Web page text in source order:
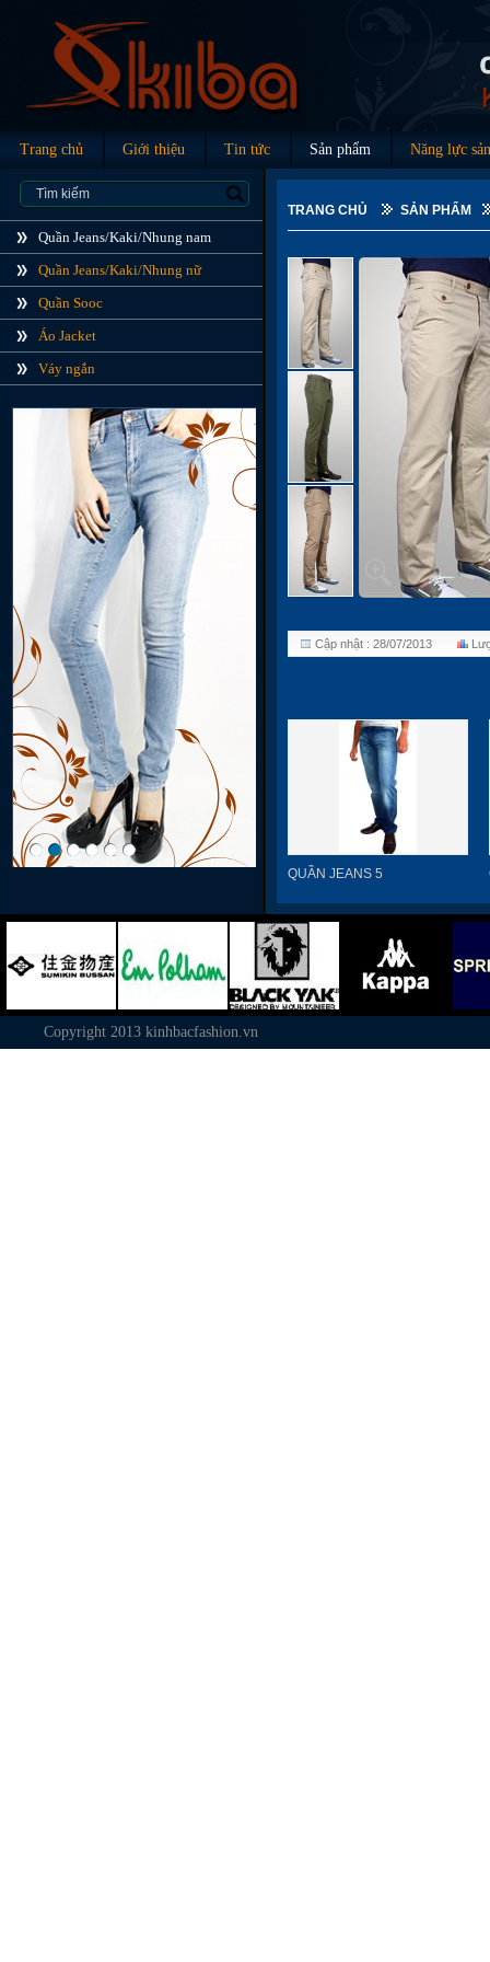
Trang chủ Giới thiệu Tin tức Sản phẩm Năng lực
Quần Jeans/Kaki/Nhung nam
Quần Jeans/Kaki/Nhung nữ
Quần Sooc
Áo Jacket
Váy ngắn
TRANG CHỦ SẢN PHẨM
Cập nhật : 28/07/2013
QUẦN JEANS 5
Copyright 2013 kinhbacfashion.vn